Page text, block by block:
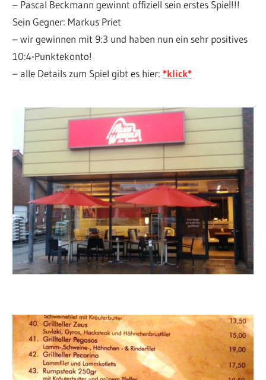
– Pascal Beckmann gewinnt offiziell sein erstes Spiel!!!
Sein Gegner: Markus Priet
– wir gewinnen mit 9:3 und haben nun ein sehr positives
10:4-Punktekonto!
– alle Details zum Spiel gibt es hier:*klick*